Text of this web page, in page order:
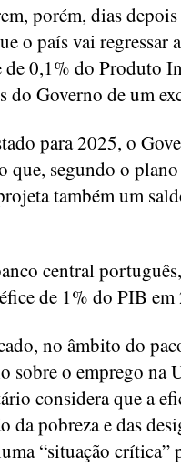
porém, dias
o país vai regressar
de 0,1% do Produto
do Governo de um
para 2025, o
que, segundo o
também um
central
de 1% do PIB
no âmbito do
sobre o emprego na
considera que a
da pobreza e das
“situação crítica”